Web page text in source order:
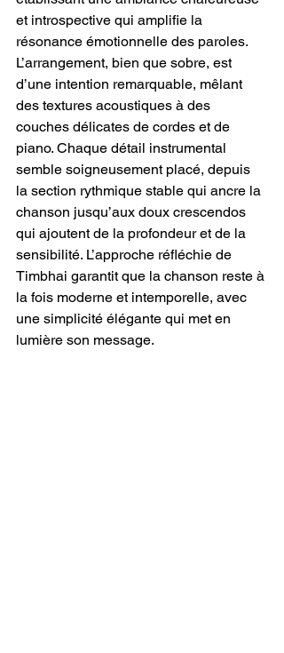
et introspective qui amplifie la
résonance émotionnelle des paroles.
L’arrangement, bien que sobre, est
d’une intention remarquable, mêlant
des textures acoustiques à des
couches délicates de cordes et de
piano. Chaque détail instrumental
semble soigneusement placé, depuis
la section rythmique stable qui ancre la
chanson jusqu’aux doux crescendos
qui ajoutent de la profondeur et de la
sensibilité. L’approche réfléchie de
Timbhai garantit que la chanson reste à
la fois moderne et intemporelle, avec
une simplicité élégante qui met en
lumière son message.